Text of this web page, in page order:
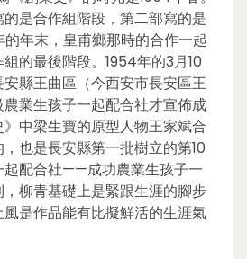
的是合作組階段，第二部寫的是
年末，皇甫鄉那時的合作一起
的最後階段。1954年的3月10
縣王曲區（今西安市長安區王
業生孩子一起配合社才宣佈成
中梁生寶的原型人物王家斌合
也是長安縣第一批樹立的第10
起配合社——成功農業生孩子一
柳青基礎上是緊跟生涯的腳步
是作品能有比擬鮮活的生涯氣